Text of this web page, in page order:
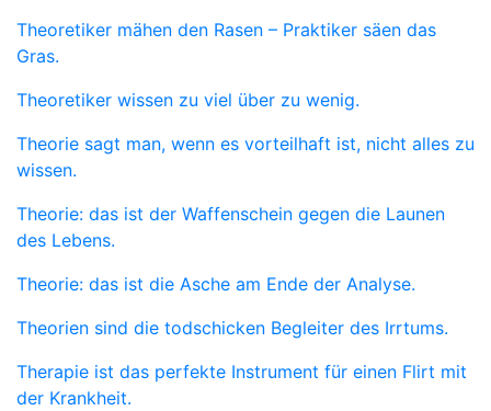
Theoretiker mähen den Rasen – Praktiker säen das
Gras.
Theoretiker wissen zu viel über zu wenig.
Theorie sagt man, wenn es vorteilhaft ist, nicht alles zu
wissen.
Theorie: das ist der Waffenschein gegen die Launen
des Lebens.
Theorie: das ist die Asche am Ende der Analyse.
Theorien sind die todschicken Begleiter des Irrtums.
Therapie ist das perfekte Instrument für einen Flirt mit
der Krankheit.